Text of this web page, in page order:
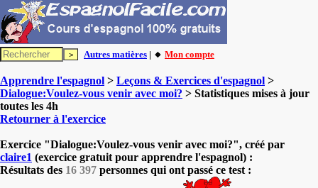
Autres matières | 🔸 Mon compte
Apprendre l'espagnol > Leçons & Exercices d'espagnol >
Dialogue:Voulez-vous venir avec moi? > Statistiques mises à jour
toutes les 4h
Retourner à l'exercice
Exercice "Dialogue:Voulez-vous venir avec moi?", créé par
claire1 (exercice gratuit pour apprendre l'espagnol) :
Résultats des 16 397 personnes qui ont passé ce test :